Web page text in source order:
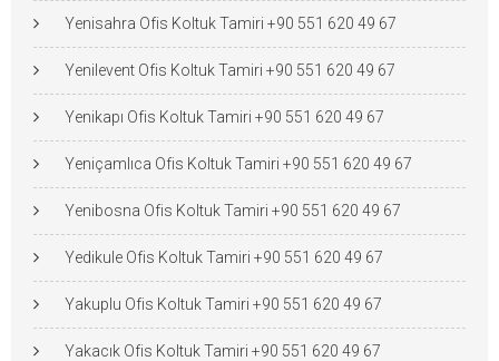
Yenisahra Ofis Koltuk Tamiri +90 551 620 49 67
Yenilevent Ofis Koltuk Tamiri +90 551 620 49 67
Yenikapı Ofis Koltuk Tamiri +90 551 620 49 67
Yeniçamlıca Ofis Koltuk Tamiri +90 551 620 49 67
Yenibosna Ofis Koltuk Tamiri +90 551 620 49 67
Yedikule Ofis Koltuk Tamiri +90 551 620 49 67
Yakuplu Ofis Koltuk Tamiri +90 551 620 49 67
Yakacık Ofis Koltuk Tamiri +90 551 620 49 67